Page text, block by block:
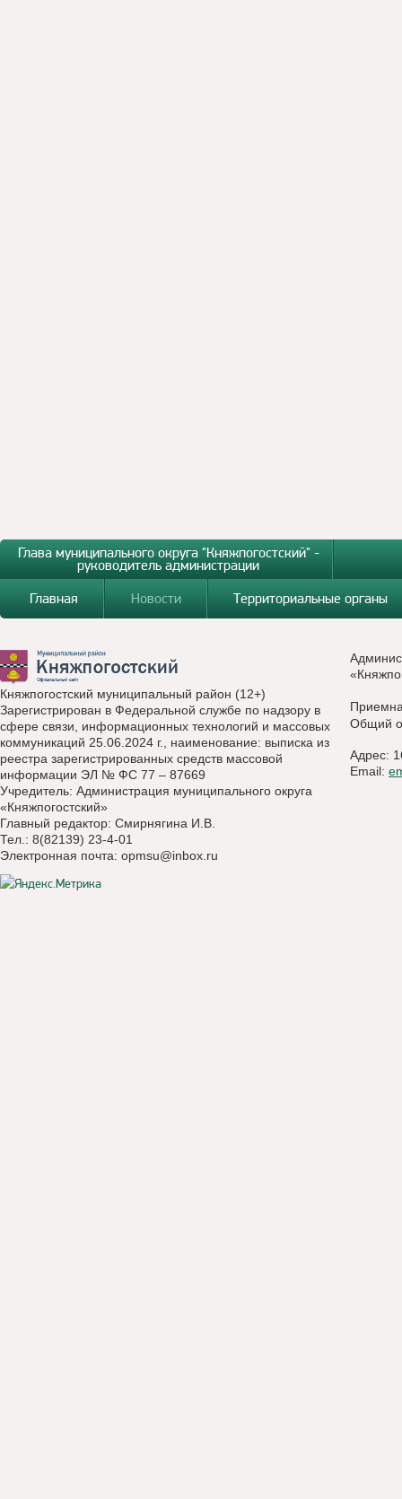
Глава муниципального округа "Княжпогостский" -
руководитель администрации
Главная
Новости Территориальные органы
Княжпогостский муниципальный район (12+)
Зарегистрирован в Федеральной службе по надзору в
сфере связи, информационных технологий и массовых
коммуникаций 25.06.2024 г., наименование: выписка из
реестра зарегистрированных средств массовой
информации ЭЛ № ФС 77 – 87669
Учредитель: Администрация муниципального округа
«Княжпогостский»
Главный редактор: Смирнягина И.В.
Тел.: 8(82139) 23-4-01
Электронная почта: opmsu@inbox.ru
Общий
Адрес:
Email: